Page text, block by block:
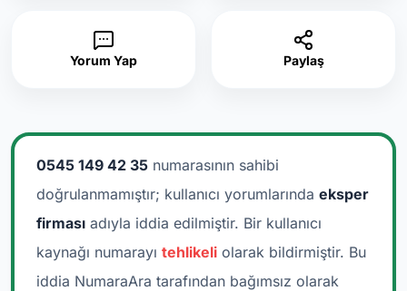
Yorum Yap Paylaş
0545 149 42 35 numarasının sahibi
doğrulanmamıştır; kullanıcı yorumlarında eksper
firması adıyla iddia edilmiştir. Bir kullanıcı
kaynağı numarayı tehlikeli olarak bildirmiştir. Bu
iddia NumaraAra tarafından bağımsız olarak